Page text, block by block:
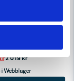
R=35
2 019 kr
i Webblager